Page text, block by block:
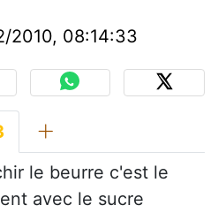
2010, 08:14:33
le beurre c'est le
avec le sucre